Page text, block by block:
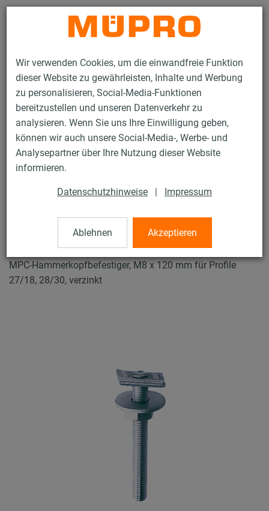
Wir verwenden Cookies, um die einwandfreie Funktion
dieser Website zu gewährleisten, Inhalte und Werbung
zu personalisieren, Social-Media-Funktionen
bereitzustellen und unseren Datenverkehr zu
analysieren. Wenn Sie uns Ihre Einwilligung geben,
können wir auch unsere Social-Media-, Werbe- und
Analysepartner über Ihre Nutzung dieser Website
informieren.
Datenschutzhinweise | Impressum
Ablehnen Akzeptieren
Kontakt
Produkte Brandschutz
Brandgeprüfte Befestigungen
Installationsschienen
MPC-Hammerkopfbefestiger 27/18 - 28/30
MPC-Hammerkopfbefestiger
27/18 - 28/30
MPC-Hammerkopfbefestiger, M8 x 120 mm für Profile
27/18, 28/30, verzinkt